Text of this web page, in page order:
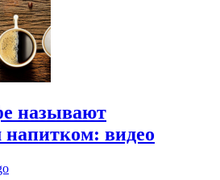
называют
напитком: видео